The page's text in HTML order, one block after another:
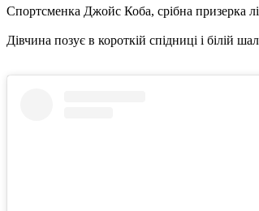
Спортсменка Джойс Коба, срібна призерка
Дівчина позує в короткій спідниці і білій